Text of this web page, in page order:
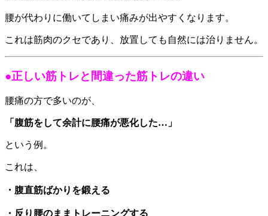
腰が代わりに働いてしまい痛みが出やすくなります。
これは筋肉のクセであり、放置しても自然には治りません。
●正しい筋トレと間違った筋トレの違い
腰痛の方で多いのが、
「腹筋をして余計に腰痛が悪化した…」
という例。
これは、
・腹直筋ばかりを鍛える
・反り腰のままトレーニングする